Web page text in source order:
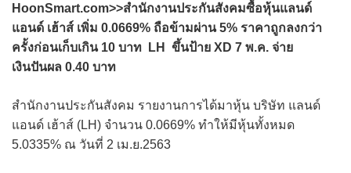
HoonSmart.com>>สำนักงานประกันสังคมซื้อหุ้นแลนด์
แอนด์ เฮ้าส์ เพิ่ม 0.0669% ถือข้ามผ่าน 5% ราคาถูกลงกว่า
ครั้งก่อนเก็บเกิน 10 บาท LH ขึ้นป้าย XD 7 พ.ค. จ่าย
เงินปันผล 0.40 บาท
สำนักงานประกันสังคม รายงานการได้มาหุ้น บริษัท แลนด์
แอนด์ เฮ้าส์ (LH) จำนวน 0.0669% ทำให้มีหุ้นทั้งหมด
5.0335% ณ วันที่ 2 เม.ย.2563